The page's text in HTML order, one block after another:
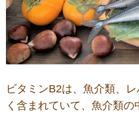
ビタミンB2は、魚介類、
く含まれていて、魚介類